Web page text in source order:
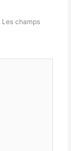
Les champs